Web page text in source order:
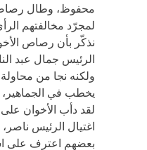
محفوظ، وطال
لمجرّد مخالفتهم
نذكّر بأن رصاص
ولكنه نجا من محاولة
يخطب في الجماهير،
لقد دأب الأخوان
اغتيال الرئيس
بعضهم اعترف على